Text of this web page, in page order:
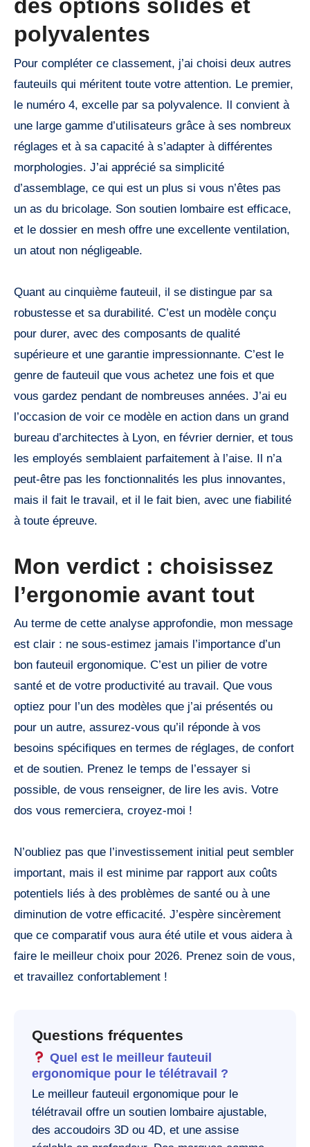
des options solides et
polyvalentes
Pour compléter ce classement, j’ai choisi deux autres
fauteuils qui méritent toute votre attention. Le premier,
le numéro 4, excelle par sa polyvalence. Il convient à
une large gamme d’utilisateurs grâce à ses nombreux
réglages et à sa capacité à s’adapter à différentes
morphologies. J’ai apprécié sa simplicité
d’assemblage, ce qui est un plus si vous n’êtes pas
un as du bricolage. Son soutien lombaire est efficace,
et le dossier en mesh offre une excellente ventilation,
un atout non négligeable.
Quant au cinquième fauteuil, il se distingue par sa
robustesse et sa durabilité. C’est un modèle conçu
pour durer, avec des composants de qualité
supérieure et une garantie impressionnante. C’est le
genre de fauteuil que vous achetez une fois et que
vous gardez pendant de nombreuses années. J’ai eu
l’occasion de voir ce modèle en action dans un grand
bureau d’architectes à Lyon, en février dernier, et tous
les employés semblaient parfaitement à l’aise. Il n’a
peut-être pas les fonctionnalités les plus innovantes,
mais il fait le travail, et il le fait bien, avec une fiabilité
à toute épreuve.
Mon verdict : choisissez
l’ergonomie avant tout
Au terme de cette analyse approfondie, mon message
est clair : ne sous-estimez jamais l’importance d’un
bon fauteuil ergonomique. C’est un pilier de votre
santé et de votre productivité au travail. Que vous
optiez pour l’un des modèles que j’ai présentés ou
pour un autre, assurez-vous qu’il réponde à vos
besoins spécifiques en termes de réglages, de confort
et de soutien. Prenez le temps de l’essayer si
possible, de vous renseigner, de lire les avis. Votre
dos vous remerciera, croyez-moi !
N’oubliez pas que l’investissement initial peut sembler
important, mais il est minime par rapport aux coûts
potentiels liés à des problèmes de santé ou à une
diminution de votre efficacité. J’espère sincèrement
que ce comparatif vous aura été utile et vous aidera à
faire le meilleur choix pour 2026. Prenez soin de vous,
et travaillez confortablement !
Questions fréquentes
Quel est le meilleur fauteuil
ergonomique pour le télétravail ?
Le meilleur fauteuil ergonomique pour le
télétravail offre un soutien lombaire ajustable,
des accoudoirs 3D ou 4D, et une assise